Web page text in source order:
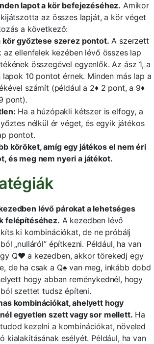
lapot a kör befejezéséhez. Amikor
az összes lapját, a kör véget
a következő:
kör győztese szerez pontot. A szerzett
az ellenfelek kezében lévő összes lap
összegével egyenlők. Az ász 1, a
lapok 10 pontot érnek. Minden más lap a
számít (például a 2♦ 2 pont, a 9♦
pont).
Ha a húzópakli kétszer is elfogy, a
nélkül ér véget, és egyik játékos
pontot.
köröket, amíg egy játékos el nem éri
és meg nem nyeri a játékot.
lévő párokat a lehetséges
felépítéséhez. A kezedben lévő
ki kombinációkat, de ne próbálj
„nulláról” építkezni. Például, ha van
Q♥ a kezedben, akkor törekedj egy
de ha csak a Q♠ van meg, inkább dobd
hogy abban reménykednél, hogy
szettet tudsz építeni.
kombinációkat, ahelyett hogy
egyetlen szett vagy sor mellett. Ha
kezelni a kombinációkat, növeled
kialakításának esélyét. Például, ha van